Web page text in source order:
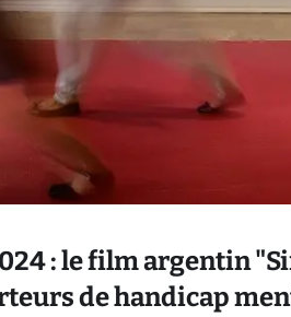
: le film argentin
de handicap